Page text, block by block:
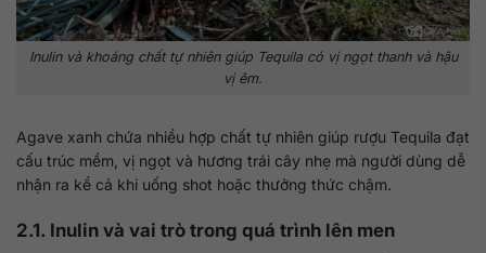
Inulin và khoáng chất tự nhiên giúp Tequila có vị ngọt thanh và hậu
vị êm.
Agave xanh chứa nhiều hợp chất tự nhiên giúp rượu Tequila đạt
cấu trúc mềm, vị ngọt và hương trái cây nhẹ mà người dùng dễ
nhận ra kể cả khi uống shot hoặc thưởng thức chậm.
2.1. Inulin và vai trò trong quá trình lên men